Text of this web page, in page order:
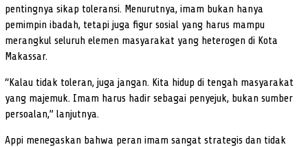
pentingnya sikap toleransi. Menurutnya, imam bukan hanya
pemimpin ibadah, tetapi juga figur sosial yang harus mampu
merangkul seluruh elemen masyarakat yang heterogen di Kota
Makassar.
“Kalau tidak toleran, juga jangan. Kita hidup di tengah masyarakat
yang majemuk. Imam harus hadir sebagai penyejuk, bukan sumber
persoalan,” lanjutnya.
Appi menegaskan bahwa peran imam sangat strategis dan tidak